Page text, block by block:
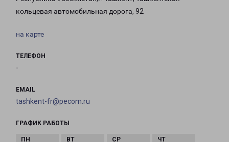
кольцевая автомобильная дорога, 92
на карте
ТЕЛЕФОН
-
EMAIL
tashkent-fr@pecom.ru
ГРАФИК РАБОТЫ